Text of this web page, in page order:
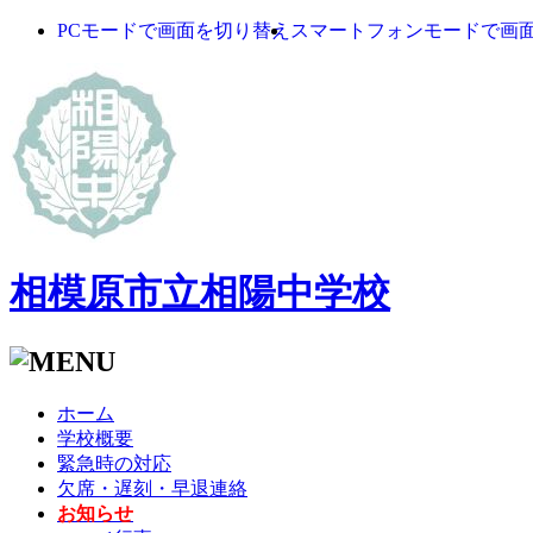
PCモードで画面を切り替え スマートフォンモードで画
相模原市立相陽中学校
ホーム
学校概要
緊急時の対応
欠席・遅刻・早退連絡
お知らせ